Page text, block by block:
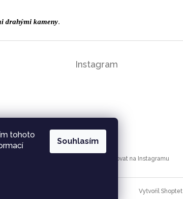
tohoto
Souhlasím
drahými kameny.
Instagram
Sledovat na Instagramu
Vytvořil Shoptet